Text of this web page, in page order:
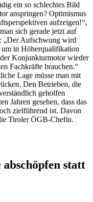
ein so schlechtes Bild
anspringen? Optimismus
aufzeigen!“,
sich gerade jetzt auf
„Der Aufschwung wird
in Höherqualifikation
Konjunkturmotor wieder
Fachkräfte brauchen.“
Lage müsse man mit
Den Betrieben, die
geholfen
Jahren gesehen, dass das
zielführend ist. Davon
Tiroler ÖGB-Chefin.
statt